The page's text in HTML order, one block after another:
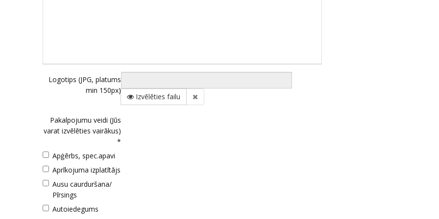
Logotips (JPG, platums
min 150px)
Izvēlēties failu
Pakalpojumu veidi (Jūs
varat izvēlēties vairākus)
*
Apģērbs, spec.apavi
Aprīkojuma izplatītājs
Ausu caurduršana/
Pīrsings
Autoiedegums